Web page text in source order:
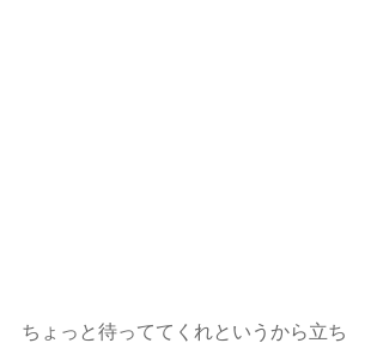
ちょっと待っててくれというから立ち